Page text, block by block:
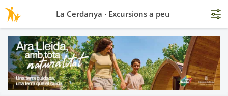
La Cerdanya · Excursions a peu